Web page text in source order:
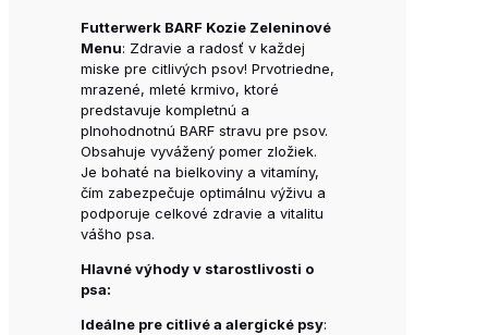
Futterwerk BARF Kozie Zeleninové
Menu: Zdravie a radosť v každej
miske pre citlivých psov! Prvotriedne,
mrazené, mleté krmivo, ktoré
predstavuje kompletnú a
plnohodnotnú BARF stravu pre psov.
Obsahuje vyvážený pomer zložiek.
Je bohaté na bielkoviny a vitamíny,
čím zabezpečuje optimálnu výživu a
podporuje celkové zdravie a vitalitu
vášho psa.
Hlavné výhody v starostlivosti o
psa:
Ideálne pre citlivé a alergické psy: